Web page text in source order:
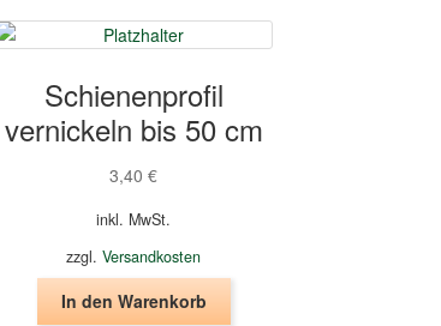
Schienenprofil
vernickeln bis 50 cm
3,40€
inkl. MwSt.
zzgl.Versandkosten
In den Warenkorb